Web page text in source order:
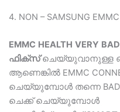
Contact Us
Login
4. NON – SAMSUNG
EMMC HEALTH VERY BAD
ഫിക്സ്ചെയ്യുവാനുള്ള
ആണെങ്കിൽ EMMC
ചെയ്യുമ്പോൾ തന്നെ
ചെക്ക് ചെയ്യുമ്പോൾ